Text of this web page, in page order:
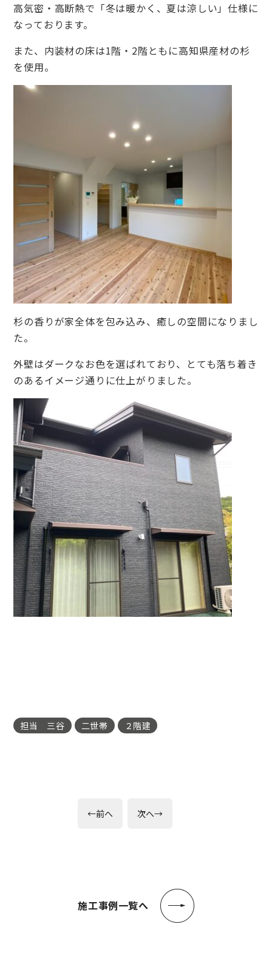
高気密・高断熱で「冬は暖かく、夏は涼しい」仕様に
なっております。
また、内装材の床は1階・2階ともに高知県産材の杉
を使用。
杉の香りが家全体を包み込み、癒しの空間になりまし
た。
外壁はダークなお色を選ばれており、とても落ち着き
のあるイメージ通りに仕上がりました。
担当 三谷 二世帯 ２階建
前
の
←前へ 次
の
次へ→
施工事例一覧へ